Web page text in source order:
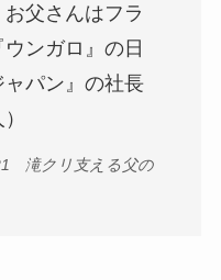
父さんはフラ
ンガロ』の日
パン』の社長
滝クリ支える父の